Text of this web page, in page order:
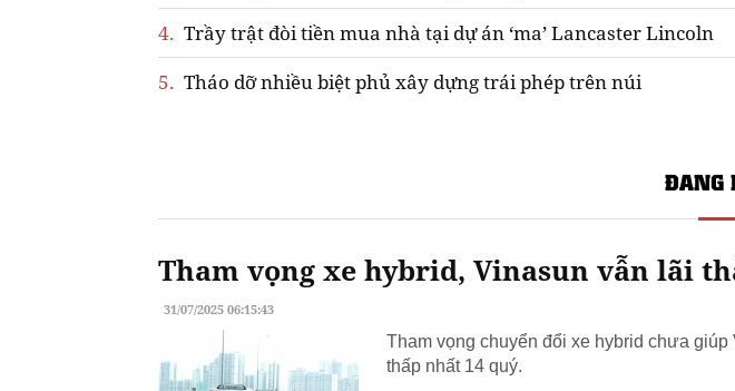
4. Trầy trật đòi tiền mua nhà tại dự án ‘ma’ Lancaster Lincoln
5. Tháo dỡ nhiều biệt phủ xây dựng trái phép trên núi
ĐANG
Tham vọng xe hybrid, Vinasun vẫn lãi
31/07/2025 06:15:43
Tham vọng chuyển đổi xe hybrid chưa
thấp nhất 14 quý.